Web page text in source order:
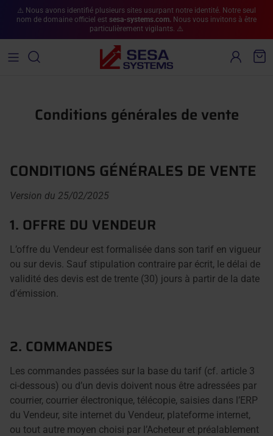
Aller au contenu
⚠️ Nous avons identifié plusieurs sites usurpant notre identité. Notre seul
nom de domaine officiel est sesa-systems.com. Nous vous invitons à être
particulièrement vigilants. ⚠️
Compte
Conditions générales de vente
CONDITIONS GÉNÉRALES DE VENTE
Version du 25/02/2025
1. OFFRE DU VENDEUR
L’offre du Vendeur est formalisée dans son tarif en vigueur
ou sur devis. Sauf stipulation contraire par écrit, le délai de
validité des devis est de trente (30) jours à partir de la date
d’émission.
2. COMMANDES
Les commandes passées sur la base du tarif (cf. article 3
ci-dessous) ou d’un devis doivent nous être adressées par
courrier, courrier électronique, télécopie, saisies dans l’ERP
du Vendeur, site internet du Vendeur, plateforme internet,
ou tout autre moyen choisi par l’Acheteur et préalablement